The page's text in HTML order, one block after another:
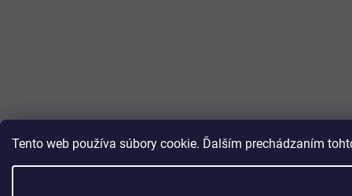
Tento web používa súbory cookie. Ďalším prechádzaním